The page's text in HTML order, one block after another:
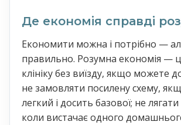
Де економія справді
Економити можна і потрібно —
правильно. Розумна економія —
клініку без виїзду, якщо можете
не замовляти посилену схему,
легкий і досить базової; не
коли вистачає одного